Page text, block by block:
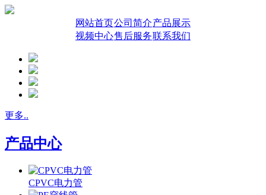
网站首页公司简介产品展示
视频中心售后服务联系我们
更多..
产品中心
CPVC电力管